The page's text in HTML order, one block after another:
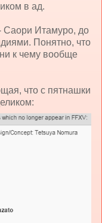
в ад.
Саори Итамуро, до
Понятно, что
к чему вообще
что с пятнашки